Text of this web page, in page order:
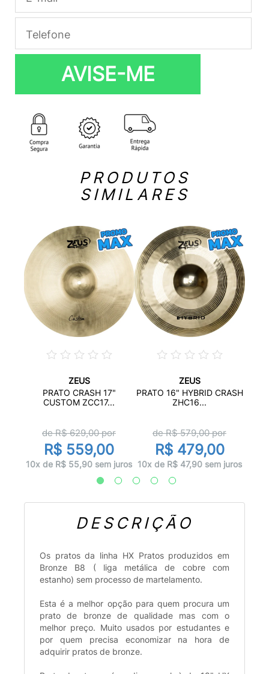
AVISE-ME
PRODUTOS
SIMILARES
ZEUS
PRATO CRASH 17"
CUSTOM ZCC17...
de R$629,00por
R$ 559,00
10x de R$ 55,90 sem juros
ZEUS
PRATO 16" HYBRID CRASH
ZHC16...
de R$579,00por
R$ 479,00
10x de R$ 47,90 sem juros
DESCRIÇÃO
Os pratos da linha HX Pratos produzidos em
Bronze B8 ( liga metálica de cobre com
estanho) sem processo de martelamento.
Esta é a melhor opção para quem procura um
prato de bronze de qualidade mas com o
melhor preço. Muito usados por estudantes e
por quem precisa economizar na hora de
adquirir pratos de bronze.